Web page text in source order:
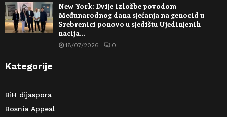
New York: Dvije izložbe povodom
Međunarodnog dana sjećanja na genocid u
Srebrenici ponovo u sjedištu Ujedinjenih
nacija…
18/07/2026 0
Kategorije
BiH dijaspora
Bosnia Appeal